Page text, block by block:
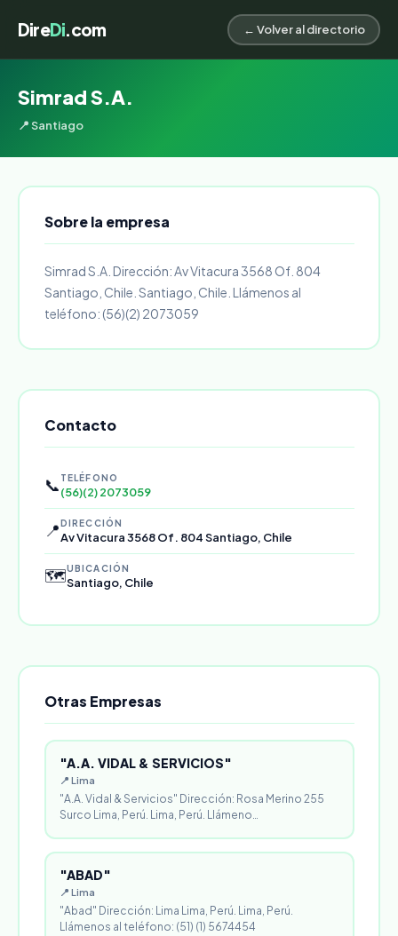
DireDi.com ← Volver al directorio
Simrad S.A.
📍 Santiago
Sobre la empresa
Simrad S.A. Dirección: Av Vitacura 3568 Of. 804
Santiago, Chile. Santiago, Chile. Llámenos al
teléfono: (56)(2) 2073059
Contacto
📞 TELÉFONO
(56)(2) 2073059
📍DIRECCIÓN
Av Vitacura 3568 Of. 804 Santiago, Chile
🗺️UBICACIÓN
Santiago, Chile
Otras Empresas
"A.A. VIDAL & SERVICIOS"
📍 Lima
"A.A. Vidal & Servicios" Dirección: Rosa Merino 255
Surco Lima, Perú. Lima, Perú. Llámeno…
"ABAD"
📍 Lima
"Abad" Dirección: Lima Lima, Perú. Lima, Perú.
Llámenos al teléfono: (51) (1) 5674454